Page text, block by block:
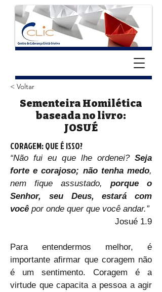
< Voltar
Sementeira Homilética
baseada no livro:
JOSUÉ
CORAGEM: QUE É ISSO?
“Não fui eu que lhe ordenei? Seja
forte e corajoso; não tenha medo,
nem fique assustado, porque o
Senhor, seu Deus, estará com
você por onde quer que você andar.”
Josué 1.9
Para entendermos melhor, é
importante afirmar que coragem não
é um sentimento. Coragem é a
virtude que capacita a pessoa a agir